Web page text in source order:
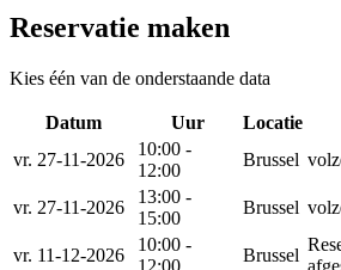
Reservatie maken
Kies één van de onderstaande data
Datum Uur Locatie
vr. 27-11-2026
10:00 -
12:00
Brussel
vr. 27-11-2026
13:00 -
15:00
Brussel
vr. 11-12-2026
10:00 -
12:00
Brussel